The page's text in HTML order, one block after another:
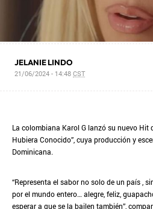
JELANIE LINDO
21/06/2024 - 14:48CST
La colombiana Karol G lanzó su nuevo Hit
Hubiera Conocido”, cuya producción y
Dominicana.
“Representa el sabor no solo de un país ,
por el mundo entero… alegre, feliz,
esperar a que se la bailen también”,